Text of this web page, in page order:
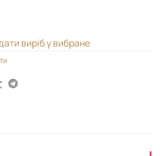
виріб у вибране